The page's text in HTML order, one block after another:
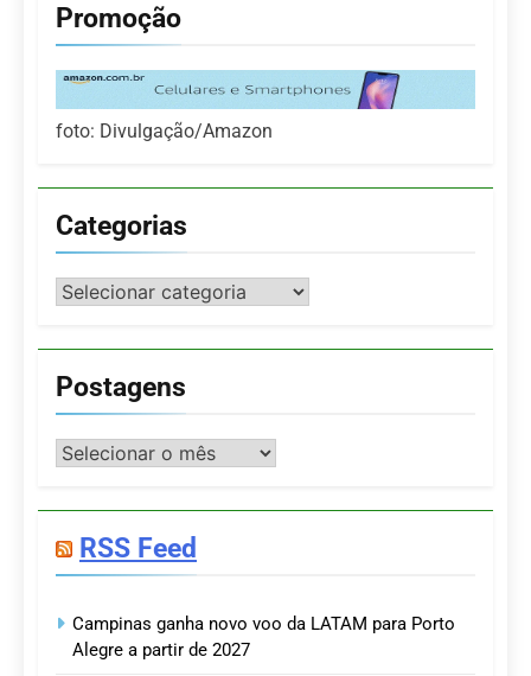
Promoção
foto: Divulgação/Amazon
Categorias
Categorias
Postagens
Postagens
RSS Feed
Campinas ganha novo voo da LATAM para Porto
Alegre a partir de 2027